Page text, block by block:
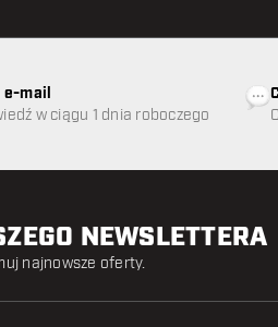
mail
w ciągu 1 dnia roboczego
NEWSLETTERA
najnowsze oferty.